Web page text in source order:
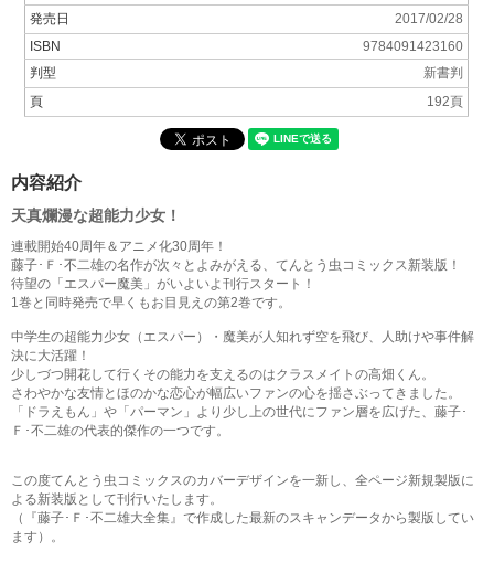
発売日
2017/02/28
ISBN
9784091423160
判型
新書判
頁
192頁
内容紹介
天真爛漫な超能力少女！
連載開始40周年＆アニメ化30周年！
藤子･Ｆ･不二雄の名作が次々とよみがえる、てんとう虫コミックス新装版！
待望の「エスパー魔美」がいよいよ刊行スタート！
1巻と同時発売で早くもお目見えの第2巻です。
中学生の超能力少女（エスパー）・魔美が人知れず空を飛び、人助けや事件解
決に大活躍！
少しづつ開花して行くその能力を支えるのはクラスメイトの高畑くん。
さわやかな友情とほのかな恋心が幅広いファンの心を揺さぶってきました。
「ドラえもん」や「パーマン」より少し上の世代にファン層を広げた、藤子･
Ｆ･不二雄の代表的傑作の一つです。
この度てんとう虫コミックスのカバーデザインを一新し、全ページ新規製版に
よる新装版として刊行いたします。
（『藤子･Ｆ･不二雄大全集』で作成した最新のスキャンデータから製版してい
ます）。